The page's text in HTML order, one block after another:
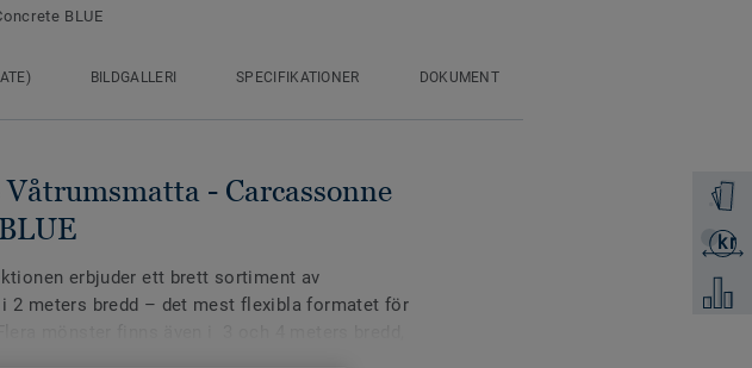
Beställ
kr
Jämför
BLUE
BILDGALLERI SPECIFIKATIONER
DOKUMENT
- Carcassonne
erbjuder ett brett sortiment av
2 meters bredd – det mest flexibla formatet för
att lägga golvet utan skarvar.Golven